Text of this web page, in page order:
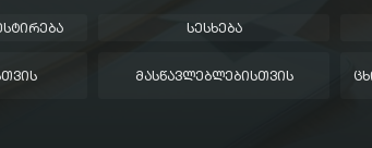
ᲡᲔᲡᲮᲔᲑᲐ
ᲛᲐᲡᲬᲐᲕᲚᲔᲑᲚᲔᲑᲘᲡᲗᲕᲘᲡ